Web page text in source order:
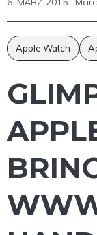
Apple Watch